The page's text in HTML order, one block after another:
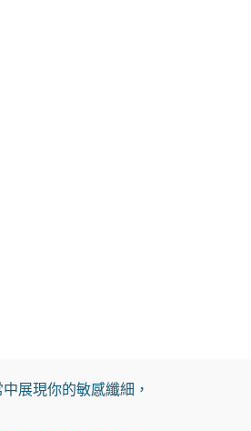
中展現你的敏感纖細，